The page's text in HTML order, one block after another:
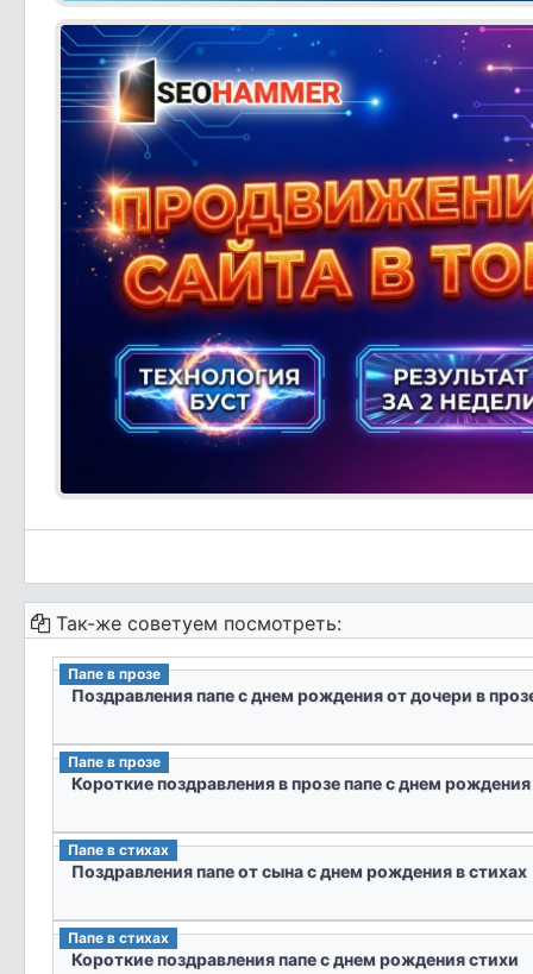
Так-же советуем посмотреть:
Папе в прозе
Поздравления папе с днем рождения от дочери в
Папе в прозе
Короткие поздравления в прозе папе с днем рождения
Папе в стихах
Поздравления папе от сына с днем рождения в стихах
Папе в стихах
Короткие поздравления папе с днем рождения стихи